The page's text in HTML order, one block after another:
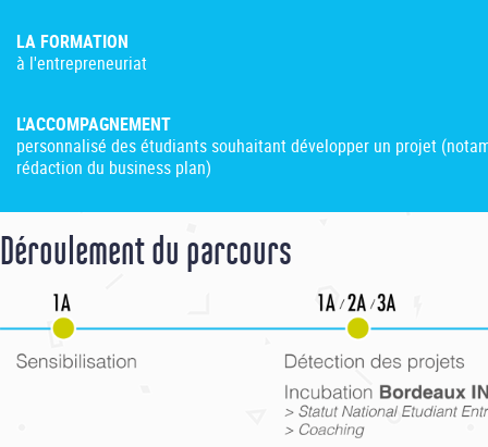
LA FORMATION
à l'entrepreneuriat
L'ACCOMPAGNEMENT
personnalisé des étudiants souhaitant développer un projet
rédaction du business plan)
Déroulement du parcours